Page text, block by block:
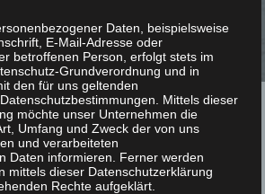
Daten, beispielsweise
E-Mail-Adresse oder
betroffenen Person, erfolgt stets im
Grundverordnung und in
den für uns geltenden
Mittels dieser
möchte unser Unternehmen die
Umfang und Zweck der von uns
und verarbeiteten
Daten informieren. Ferner werden
mittels dieser Datenschutzerklärung
Rechte aufgeklärt.